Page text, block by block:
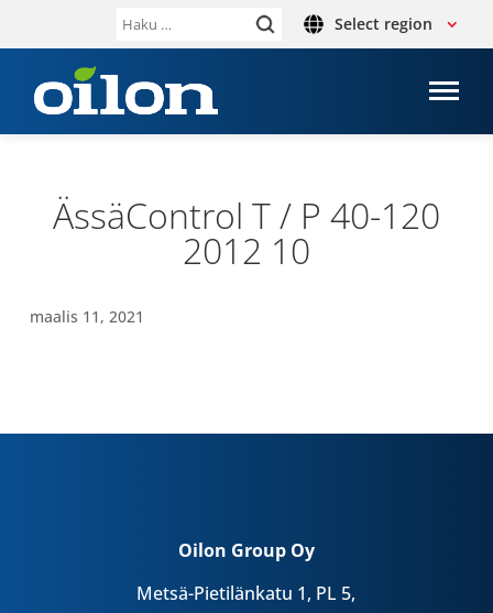
Haku: Select region
ÄssäCont­rol T / P 40-120
2012 10
maalis 11, 2021
Oilon Group Oy
Metsä-Pietilänkatu 1, PL 5,